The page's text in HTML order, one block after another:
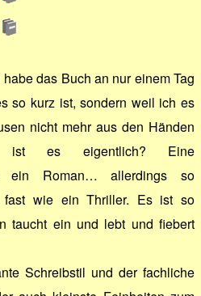
das Buch an nur einem Tag
so kurz ist, sondern weil ich es
nicht mehr aus den Händen
ist es eigentlich? Eine
ein Roman… allerdings so
fast wie ein Thriller. Es ist so
taucht ein und lebt und fiebert
Schreibstil und der fachliche